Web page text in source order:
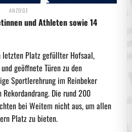
und Athleten sowie 14
letzten Platz gefüllter Hofsaal,
geöffnete Türen zu den
Sportlerehrung im Reinbeker
Die rund 200
bei Weitem nicht aus, um allen
Platz zu bieten.